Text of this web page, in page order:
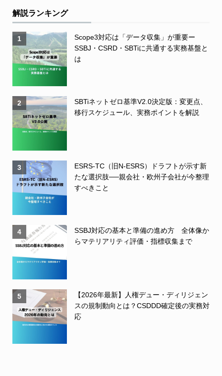
解説ランキング
1
Scope3対応は「データ収集」が重要ー
SSBJ・CSRD・SBTiに共通する実務基盤と
は
2
SBTiネットゼロ基準V2.0決定版：変更点、
移行スケジュール、実務ポイントを解説
3
ESRS-TC（旧N-ESRS）ドラフトが示す新
たな選択肢──親会社・欧州子会社が今整理
すべきこと
4
SSBJ対応の基本と準備の進め方 全体像か
らマテリアリティ評価・指標収集まで
5
【2026年最新】人権デュー・ディリジェン
スの規制動向とは？CSDDD確定後の実務対
応